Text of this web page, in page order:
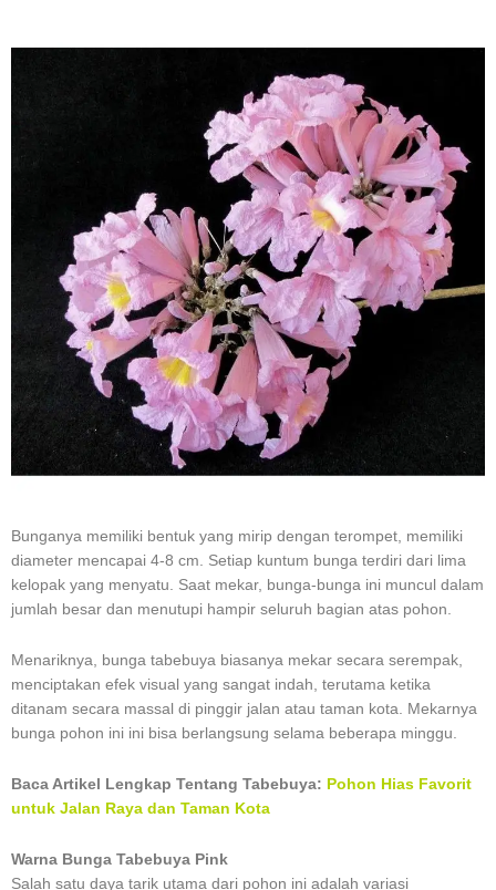
Bunganya memiliki bentuk yang mirip dengan terompet, memiliki
diameter mencapai 4-8 cm. Setiap kuntum bunga terdiri dari lima
kelopak yang menyatu. Saat mekar, bunga-bunga ini muncul dalam
jumlah besar dan menutupi hampir seluruh bagian atas pohon.
Menariknya, bunga tabebuya biasanya mekar secara serempak,
menciptakan efek visual yang sangat indah, terutama ketika
ditanam secara massal di pinggir jalan atau taman kota. Mekarnya
bunga pohon ini ini bisa berlangsung selama beberapa minggu.
Baca Artikel Lengkap Tentang Tabebuya: Pohon Hias Favorit
untuk Jalan Raya dan Taman Kota
Warna Bunga Tabebuya Pink
Salah satu daya tarik utama dari pohon ini adalah variasi